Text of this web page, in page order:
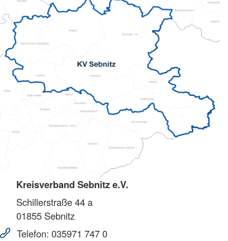
Kreisverband Sebnitz e.V.
Schillerstraße 44 a
01855 Sebnitz
Telefon: 035971 747 0